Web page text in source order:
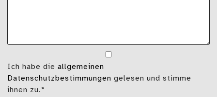
Ich habe die allgemeinen
Datenschutzbestimmungen gelesen und stimme
ihnen zu.*